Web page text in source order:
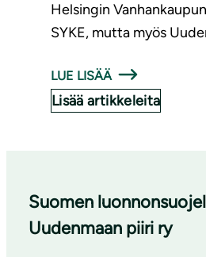
Helsingin
SYKE, mutta myös
LUE LISÄÄ
Lisää artikkeleita
Suomen
Uudenmaan piiri ry